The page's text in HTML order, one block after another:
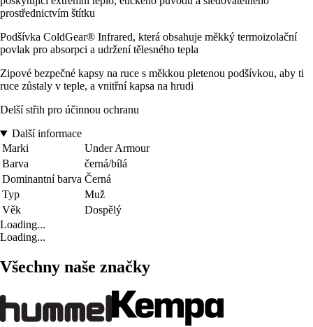
prostřednictvím štítku
Podšívka ColdGear® Infrared, která obsahuje měkký termoizolační
povlak pro absorpci a udržení tělesného tepla
Zipové bezpečné kapsy na ruce s měkkou pletenou podšívkou, aby ti
ruce zůstaly v teple, a vnitřní kapsa na hrudi
Delší střih pro účinnou ochranu
Další informace
Marki
Under Armour
Barva
černá/bílá
Dominantní barva Černá
Typ
Muž
Věk
Dospělý
Loading...
Loading...
Všechny naše značky